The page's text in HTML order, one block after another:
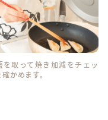
取って焼き加減をチェッ
かめます。